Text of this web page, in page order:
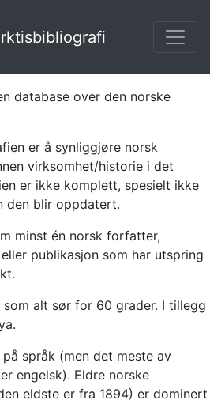
database over den norske
er å synliggjøre norsk
virksomhet/historie i det
er ikke komplett, spesielt ikke
den blir oppdatert.
minst én norsk forfatter,
publikasjon som har utspring
alt sør for 60 grader. I tillegg
språk (men det meste av
engelsk). Eldre norske
eldste er fra 1894) er dominert